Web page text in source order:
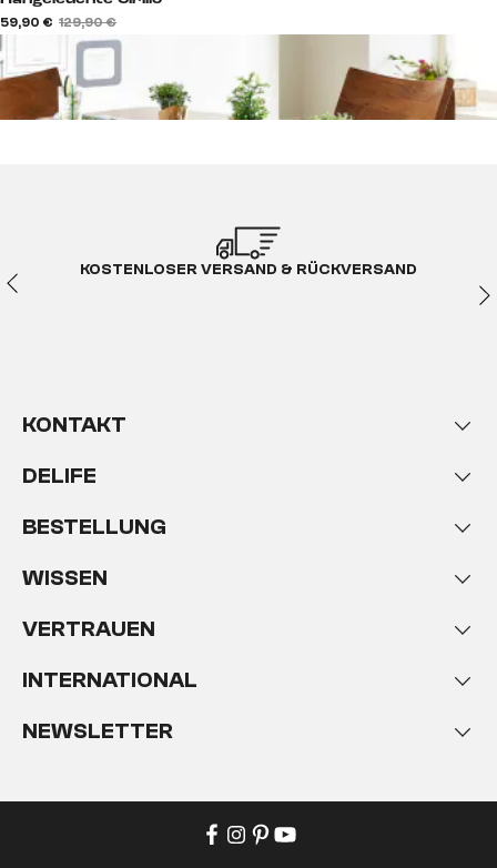
59,90 € 129,90 €
KOSTENLOSER VERSAND & RÜCKVERSAND
KONTAKT
DELIFE
BESTELLUNG
WISSEN
VERTRAUEN
INTERNATIONAL
NEWSLETTER